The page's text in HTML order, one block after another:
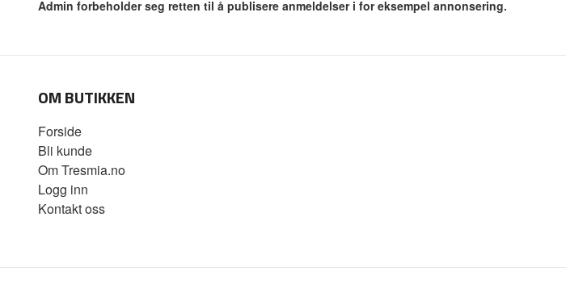
Admin forbeholder seg retten til å publisere anmeldelser i for eksempel annonsering.
OM BUTIKKEN
Forside
Bli kunde
Om Tresmia.no
Logg inn
Kontakt oss